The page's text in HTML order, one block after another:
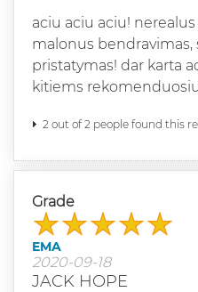
aciu aciu aciu!
malonus bendravimas,
pristatymas! dar karta
kitiems
2 out of 2 people found this
Grade
EMA
2020-09-18
JACK HOPE